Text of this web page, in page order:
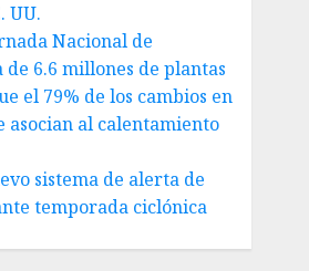
UU.
Nacional de
6.6 millones de plantas
el 79% de los cambios en
asocian al calentamiento
sistema de alerta de
temporada ciclónica